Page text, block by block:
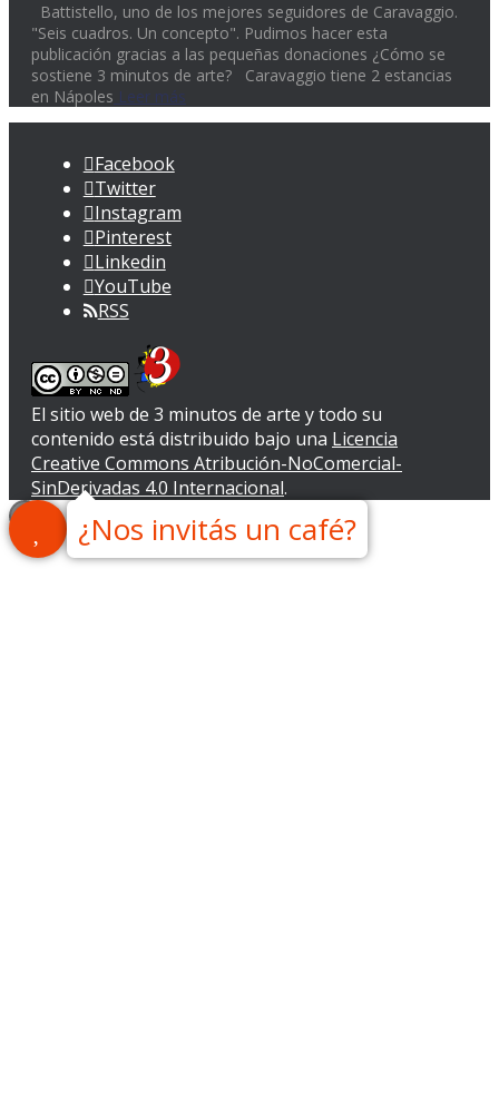
Battistello, uno de los mejores seguidores de Caravaggio.
"Seis cuadros. Un concepto". Pudimos hacer esta
publicación gracias a las pequeñas donaciones ¿Cómo se
sostiene 3 minutos de arte? Caravaggio tiene 2 estancias
en Nápoles Leer más
Facebook
Twitter
Instagram
Pinterest
Linkedin
YouTube
RSS
El sitio web de 3 minutos de arte y todo su
contenido está distribuido bajo una Licencia
Creative Commons Atribución-NoComercial-
SinDerivadas 4.0 Internacional.
¿Nos invitás un café?